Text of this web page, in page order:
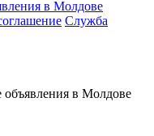
Служба
в Молдове